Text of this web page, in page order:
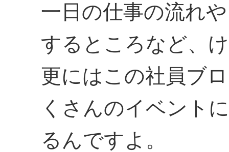
一日の仕事の流れ
するところなど、
更にはこの社員ブ
くさんのイベント
るんですよ。